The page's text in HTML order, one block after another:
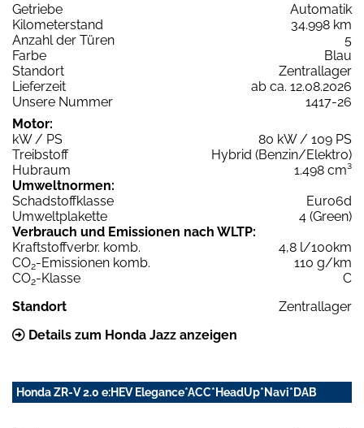
Getriebe
Automatik
Kilometerstand
34.998 km
Anzahl der Türen
5
Farbe
Blau
Standort
Zentrallager
Lieferzeit
ab ca. 12.08.2026
Unsere Nummer
1417-26
Motor:
kW / PS
80 kW / 109 PS
Treibstoff
Hybrid (Benzin/Elektro)
Hubraum
1.498 cm³
Umweltnormen:
Schadstoffklasse
Euro6d
Umweltplakette
4 (Green)
Verbrauch und Emissionen nach WLTP:
Kraftstoffverbr. komb.
4,8 l/100km
CO2-Emissionen komb.
110 g/km
CO2-Klasse
C
Standort
Zentrallager
Details zum Honda Jazz anzeigen
Honda ZR-V 2.0 e:HEV Elegance*ACC*HeadUp*Navi*DAB